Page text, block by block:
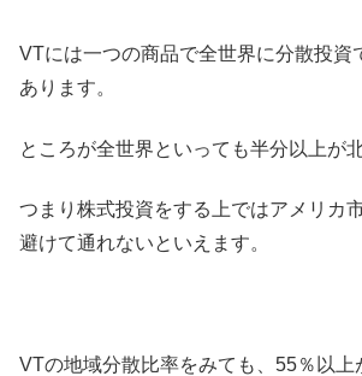
VTには一つの商品で全世界に分散投資
あります。
ところが全世界といっても半分以上が
つまり株式投資をする上ではアメリカ
避けて通れないといえます。
VTの地域分散比率をみても、55％以上